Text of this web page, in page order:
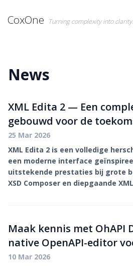
CoxOne Turning complexity into clarity.
News
XML Edita 2 — Een
gebouwd voor de
25 Mar 2026
XML Edita 2 is een volledige
een moderne interface
uitstekende prestaties bij grote
XSD Composer en diepgaande
Maak kennis met OhAPI
native OpenAPI-editor
10 Mar 2026